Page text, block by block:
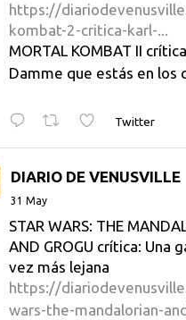
https://
kombat-2-critica-karl-...
MORTAL KOMBAT II
Damme que estás en los
Twitter
DIARIO DE VENUSVILLE
31 May
STAR WARS: THE
AND GROGU crítica: Una
vez más lejana
https://
wars-the-mandalorian-